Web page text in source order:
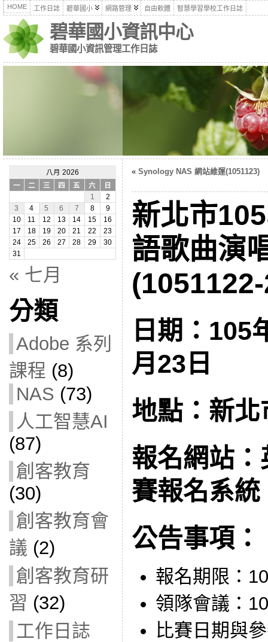
HOME 工作日誌 碧華國小 網路管理 自由軟體 智慧學習學校工作日誌
碧華國小資訊中心
碧華國小資訊管理工作日誌
八月 2026
一
二 三 四 五 六
日
1
2
3
4 5 6 7 8
9
10
11 12 13 14 15
16
17
18 19 20 21 22
23
24
25 26 27 28 29
30
31
« 七月
分類
Adobe 系列
課程 (8)
NAS (73)
人工智慧AI
(87)
創客教育
(30)
創客教育會
議 (2)
創客教育研
習 (32)
工作日誌
« Synology NAS 網站維運(1051123)
新北市
語歌曲演
日期：105
月23日
地點：新
報名網站
賽報名系統
公告事項：
報名期限：
領隊會議：
比賽日期與